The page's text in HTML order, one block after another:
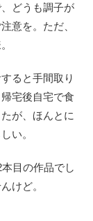
どうも調子が
意を。ただ、
ると手間取り
宅後自宅で食
が、ほんとに
い。
目の作品でし
けど。